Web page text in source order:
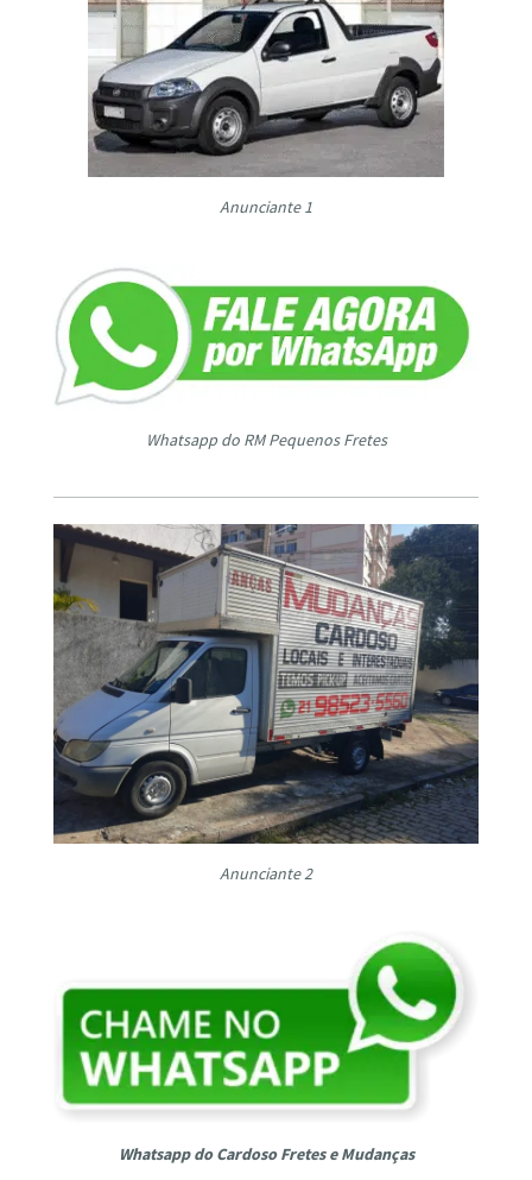
Anunciante 1
Whatsapp do RM Pequenos Fretes
Anunciante 2
Whatsapp do Cardoso Fretes e Mudanças